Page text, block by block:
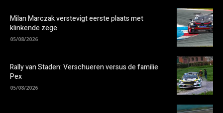
Milan Marczak verstevigt eerste plaats met
klinkende zege
05/08/2026
Rally van Staden: Verschueren versus de familie
Pex
05/08/2026